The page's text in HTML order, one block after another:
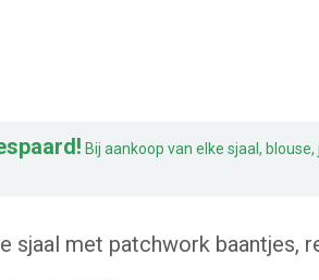
Bij aankoop van elke sjaal,
sjaal met patchwork baantjes,